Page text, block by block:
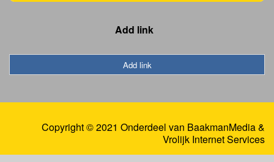
Add link
Add link
Copyright © 2021 Onderdeel van BaakmanMedia&
Vrolijk Internet Services